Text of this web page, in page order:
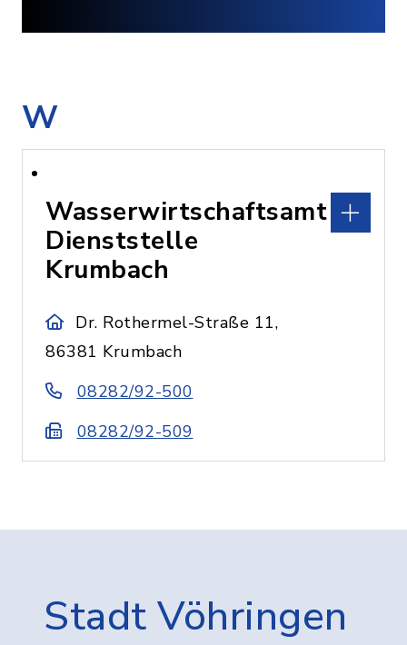
W
Wasserwirtschaftsamt
Dienststelle
Krumbach
Dr. Rothermel-Straße 11,
86381 Krumbach
08282/92-500
08282/92-509
Stadt Vöhringen